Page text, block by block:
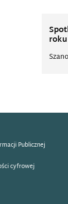
Publicznej
cyfrowej